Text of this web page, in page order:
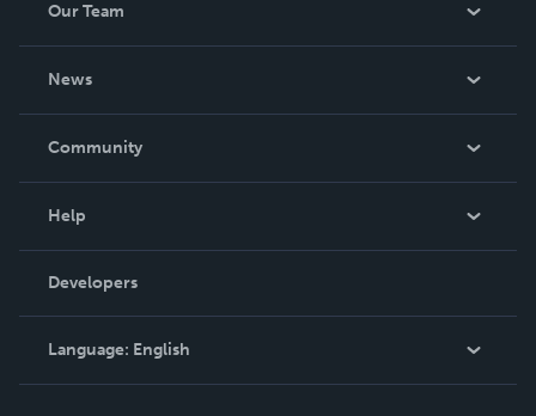
Our Team
News
In The News
Community
Podcast
Help
Order Lookup
Knowledge Base
Contact Support
Developers
Language: English